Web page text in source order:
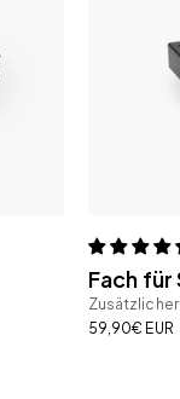
Fach
Angebot
59,90€ EUR